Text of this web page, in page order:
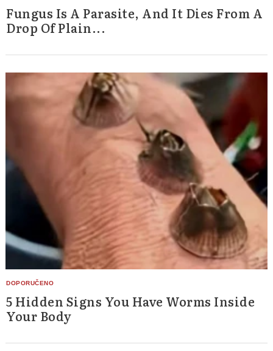
Fungus Is A Parasite, And It Dies From A
Drop Of Plain...
5 Hidden Signs You Have Worms Inside
Your Body